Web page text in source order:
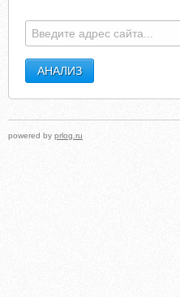
powered by prlog.ru